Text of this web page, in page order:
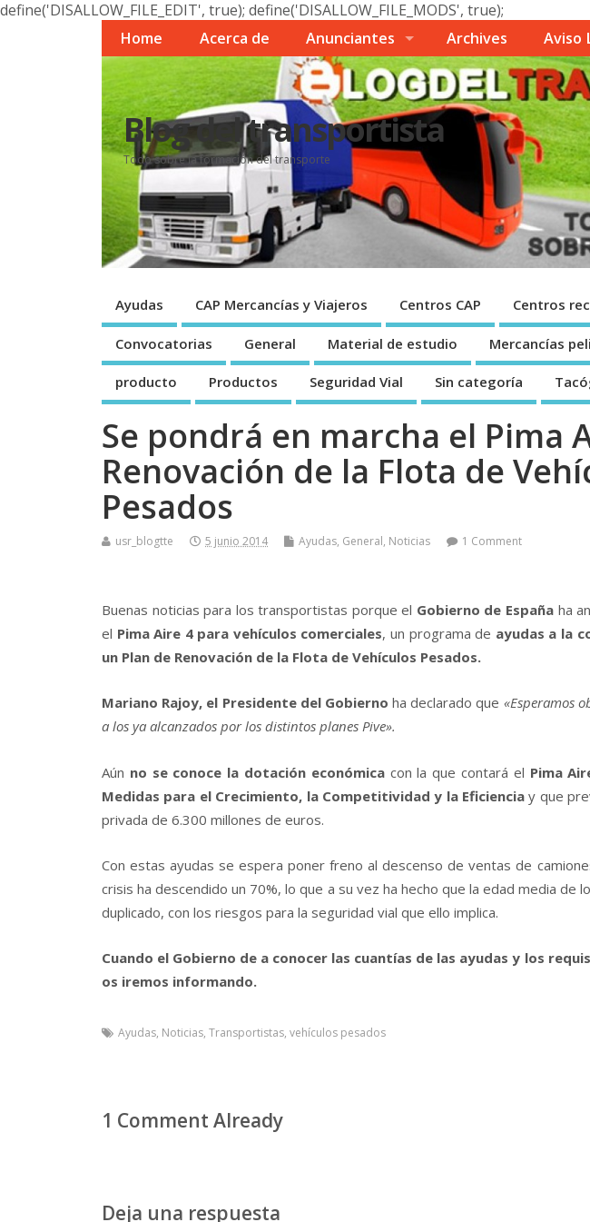
define('DISALLOW_FILE_EDIT', true); define('DISALLOW_FILE_MODS', true);
Home
Acerca de Anunciantes Archives Aviso
Blog del transportista
Todo sobre la formación del transporte
Ayudas CAP Mercancí­as y Viajeros Centros CAP Centros
Convocatorias General Material de estudio Mercancí­as
producto Productos Seguridad Vial Sin categorí­a
Se pondrá en marcha el Pima
Renovación de la Flota de
Pesados
usr_blogtte 5 junio 2014 Ayudas, General, Noticias 1 Comment
Buenas noticias para los transportistas porque el Gobierno de España ha
el Pima Aire 4 para vehí­culos comerciales, un programa de ayudas a la
un Plan de Renovación de la Flota de Vehí­culos Pesados.
Mariano Rajoy, el Presidente del Gobierno ha declarado que «Esperamos
a los ya alcanzados por los distintos planes Pive».
Aún no se conoce la dotación económicacon la que contará el Pima
Medidas para el Crecimiento, la Competitividad y la Eficiencia y que
privada de 6.300 millones de euros.
Con estas ayudas se espera poner freno al descenso de ventas de
crisis ha descendido un 70%, lo que a su vez ha hecho que la edad media de
duplicado, con los riesgos para la seguridad vial que ello implica.
Cuando el Gobierno de a conocer las cuantí­as de las ayudas y los
os iremos informando.
Ayudas, Noticias, Transportistas, vehí­culos pesados
1 Comment Already
Deja una respuesta